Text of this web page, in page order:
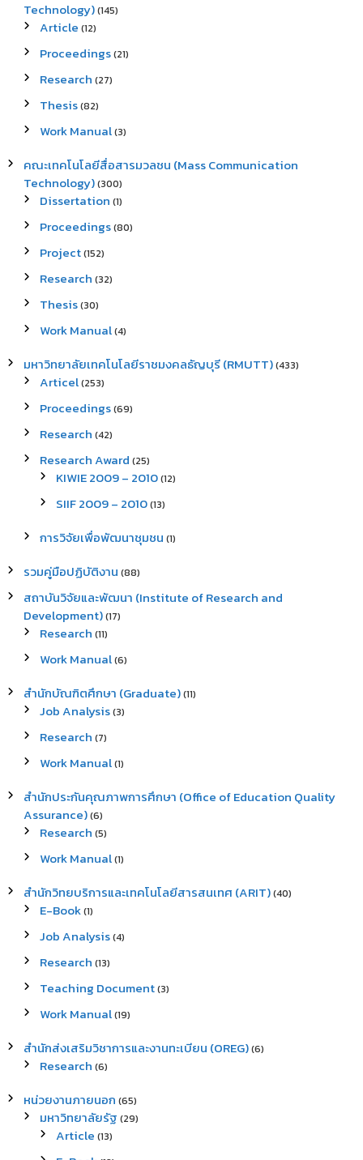
Technology)(145)
Article (12)
Proceedings(21)
Research (27)
Thesis(82)
Work Manual(3)
คณะเทคโนโลยีสื่อสารมวลชน (Mass Communication
Technology)(300)
Dissertation (1)
Proceedings(80)
Project(152)
Research (32)
Thesis(30)
Work Manual(4)
มหาวิทยาลัยเทคโนโลยีราชมงคลธัญบุรี (RMUTT)(433)
Articel(253)
Proceedings(69)
Research (42)
Research Award (25)
KIWIE 2009 – 2010(12)
SIIF 2009 – 2010(13)
การวิจัยเพื่อพัฒนาชุมชน (1)
รวมคู่มือปฏิบัติงาน (88)
สถาบันวิจัยและพัฒนา (Institute of Research and
Development)(17)
Research (11)
Work Manual(6)
สำนักบัณฑิตศึกษา (Graduate)(11)
Job Analysis(3)
Research (7)
Work Manual(1)
สำนักประกันคุณภาพการศึกษา (Office of Education Quality
Assurance)(6)
Research (5)
Work Manual(1)
สำนักวิทยบริการและเทคโนโลยีสารสนเทศ (ARIT)(40)
E-Book(1)
Job Analysis(4)
Research (13)
Teaching Document(3)
Work Manual(19)
สำนักส่งเสริมวิชาการและงานทะเบียน (OREG)(6)
Research (6)
หน่วยงานภายนอก (65)
มหาวิทยาลัยรัฐ (29)
Article (13)